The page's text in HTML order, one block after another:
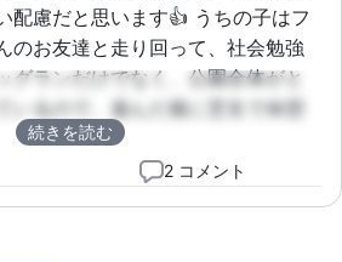
配慮だと思います👍 うちの子はフ
のお友達と走り回って、社会勉強
グランだけでなく、公園全体がと
いるので、遊んだ後に芝生で休憩
も気持ちいいです。駐車場も広く
中愛犬と楽しめる素敵な場所です
続きを読む
2 コメント